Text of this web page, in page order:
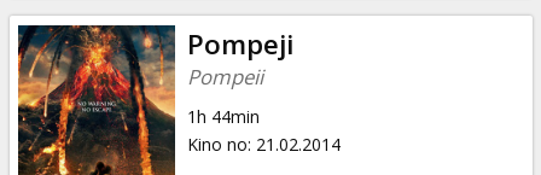
Pompeji
Pompeii
1h 44min
Kino no: 21.02.2014